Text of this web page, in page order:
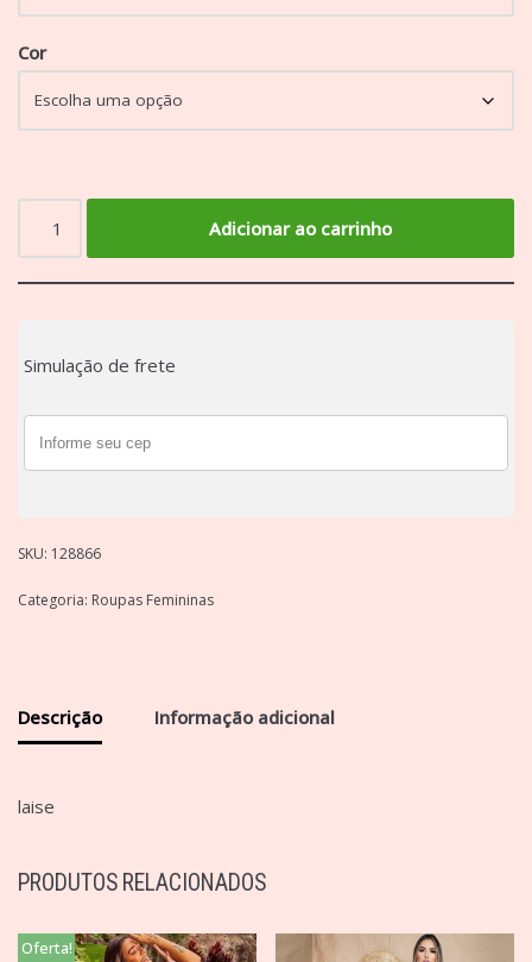
Cor
Adicionar ao carrinho
Simulação de frete
SKU: 128866
Categoria: Roupas Femininas
Descrição Informação adicional
laise
PRODUTOS RELACIONADOS
Oferta!